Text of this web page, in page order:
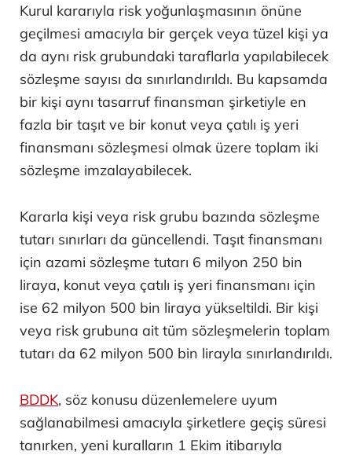
Kurul kararıyla risk yoğunlaşmasının önüne
geçilmesi amacıyla bir gerçek veya tüzel kişi ya
da aynı risk grubundaki taraflarla yapılabilecek
sözleşme sayısı da sınırlandırıldı. Bu kapsamda
bir kişi aynı tasarruf finansman şirketiyle en
fazla bir taşıt ve bir konut veya çatılı iş yeri
finansmanı sözleşmesi olmak üzere toplam iki
sözleşme imzalayabilecek.
Kararla kişi veya risk grubu bazında sözleşme
tutarı sınırları da güncellendi. Taşıt finansmanı
için azami sözleşme tutarı 6 milyon 250 bin
liraya, konut veya çatılı iş yeri finansmanı için
ise 62 milyon 500 bin liraya yükseltildi. Bir kişi
veya risk grubuna ait tüm sözleşmelerin toplam
tutarı da 62 milyon 500 bin lirayla sınırlandırıldı.
BDDK, söz konusu düzenlemelere uyum
sağlanabilmesi amacıyla şirketlere geçiş süresi
tanırken, yeni kuralların 1 Ekim itibarıyla